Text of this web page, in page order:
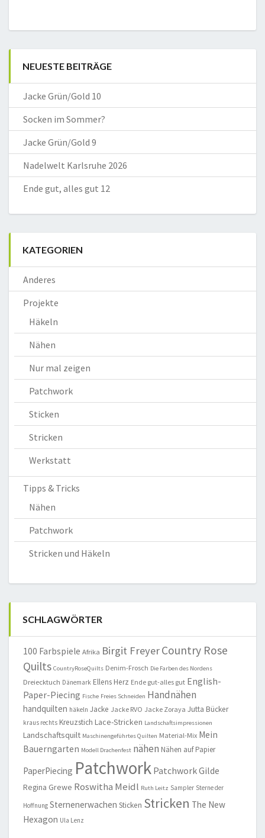
NEUESTE BEITRÄGE
Jacke Grün/Gold 10
Socken im Sommer?
Jacke Grün/Gold 9
Nadelwelt Karlsruhe 2026
Ende gut, alles gut 12
KATEGORIEN
Anderes
Projekte
Häkeln
Nähen
Nur mal zeigen
Patchwork
Sticken
Stricken
Werkstatt
Tipps & Tricks
Nähen
Patchwork
Stricken und Häkeln
SCHLAGWÖRTER
100 Farbspiele Afrika Birgit FreyerCountry Rose
Quilts CountryRoseQuilts Denim-Frosch Die Farben des Nordens
Dreiecktuch Dänemark Ellens Herz Ende gut-alles gut English-
Paper-Piecing Fische Freies Schneiden Handnähen
handquilten häkeln Jacke Jacke RVO Jacke Zoraya Jutta Bücker
kraus rechts Kreuzstich Lace-Stricken Landschaftsimpressionen
Landschaftsquilt Maschinengeführtes Quilten Material-Mix Mein
Bauerngarten Modell Drachenfest nähen Nähen auf Papier
PaperPiecing Patchwork Patchwork Gilde
Regina Grewe Roswitha Meidl Ruth Leitz Sampler Sterne der
Hoffnung Sternenerwachen Sticken Stricken The New
Hexagon Ula Lenz